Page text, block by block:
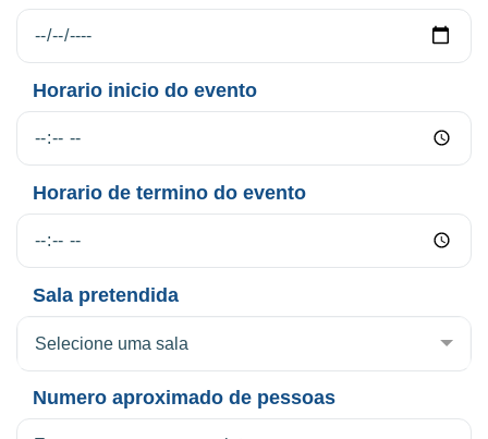
Horario inicio do evento
Horario de termino do evento
Sala pretendida
Selecione uma sala
Numero aproximado de pessoas